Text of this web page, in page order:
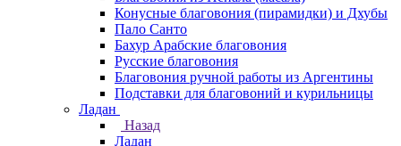
Конусные благовония (пирамидки) и Дхубы
Пало Санто
Бахур Арабские благовония
Русские благовония
Благовония ручной работы из Аргентины
Подставки для благовоний и курильницы
Ладан
Назад
Ладан